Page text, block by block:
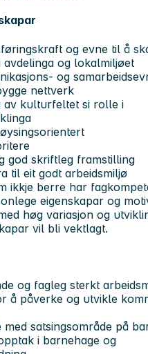
og evne til å
avdelinga og lokalmiljøet
og
nettverk
av kulturfeltet si rolle i
god skriftleg framstilling
til eit godt arbeidsmiljø
ikkje berre har
eigenskapar og
høg variasjon og
vil bli vektlagt.
og fagleg sterkt
å påverke og utvikle
med satsingsområde på
i barnehage og